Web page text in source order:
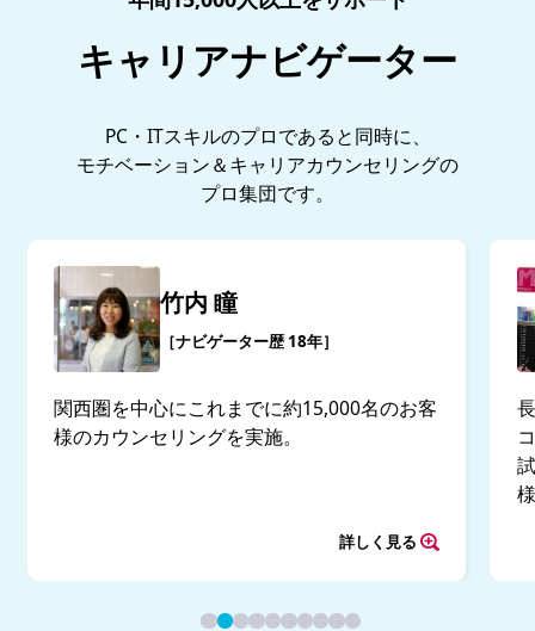
キャリアナビゲーター
PC・ITスキルのプロであると同時に、
モチベーション＆キャリアカウンセリングの
プロ集団です。
竹内 瞳
［ナビゲーター歴 18年］
関西圏を中心にこれまでに約15,000名のお客
様のカウンセリングを実施。
詳しく見る